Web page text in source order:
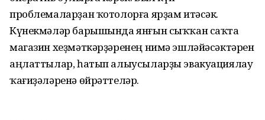
проблемаларҙан ҡотолорға ярҙам итәсәк.
Күнекмәләр барышында янғын сыҡҡан саҡта
магазин хеҙмәткәрҙәренең нимә эшләйәсәктәрен
аңлаттылар, һатып алыусыларҙы эвакуациялау
ҡағиҙәләренә өйрәттеләр.